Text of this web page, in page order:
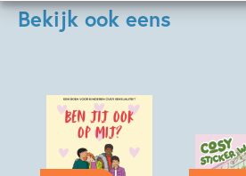
Bekijk ook eens